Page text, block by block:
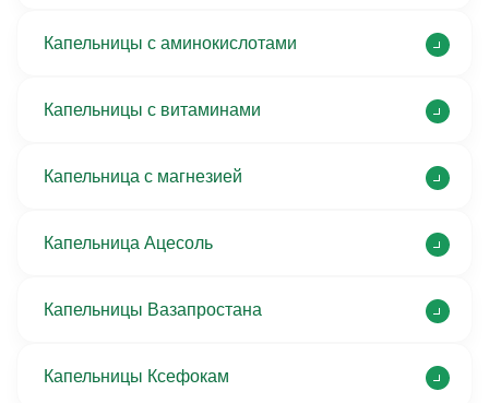
Капельницы с аминокислотами
Капельницы с витаминами
Капельница с магнезией
Капельница Ацесоль
Капельницы Вазапростана
Капельницы Ксефокам